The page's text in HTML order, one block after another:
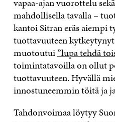
vapaa-ajan vuorottelu
mahdollisella tavalla –
kantoi Sitran eräs aiempi
tuottavuuteen
muotoutui”lupa tehdä
toimintatavoilla on ollut
tuottavuuteen. Hyvällä
innostuneemmin töitä ja
Tahdonvoimaa löytyy